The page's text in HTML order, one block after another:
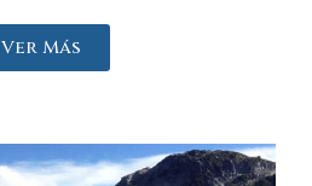
Ver Más